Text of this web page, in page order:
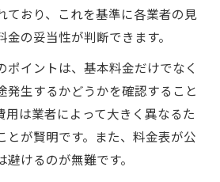
ており、これを基準に各業者の見
の妥当性が判断できます。
ポイントは、基本料金だけでなく
発生するかどうかを確認すること
用は業者によって大きく異なるた
とが賢明です。また、料金表が公
けるのが無難です。